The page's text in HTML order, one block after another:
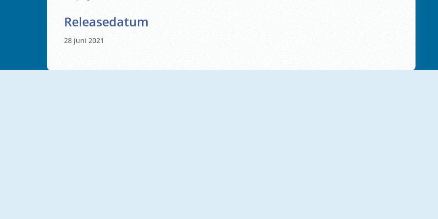
Releasedatum
28 juni 2021